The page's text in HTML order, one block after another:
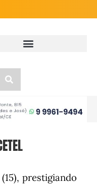
prestigiando